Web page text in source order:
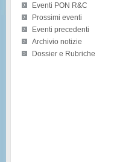
Eventi PON R&C
Prossimi eventi
Eventi precedenti
Archivio notizie
Dossier e Rubriche